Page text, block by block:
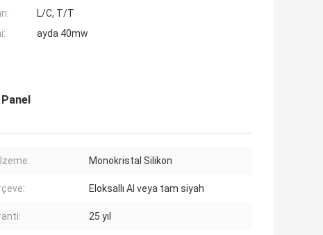
L/C, T/T
ayda 40mw
Monokristal Silikon
Eloksallı Al veya tam siyah
25 yıl